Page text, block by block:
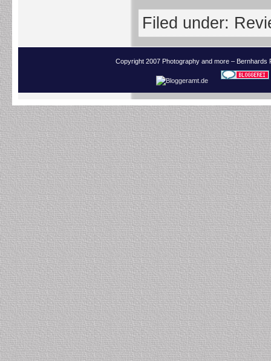
Filed under:
Copyright 2007 Photography and more –